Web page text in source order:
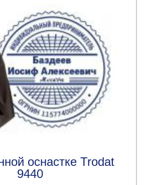
оснастке Trodat
9440